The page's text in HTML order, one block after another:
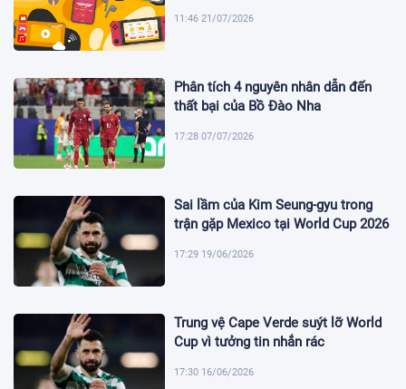
11:46 21/07/2026
Phân tích 4 nguyên nhân dẫn đến
thất bại của Bồ Đào Nha
17:28 07/07/2026
Sai lầm của Kim Seung-gyu trong
trận gặp Mexico tại World Cup 2026
17:29 19/06/2026
Trung vệ Cape Verde suýt lỡ World
Cup vì tưởng tin nhắn rác
17:30 16/06/2026